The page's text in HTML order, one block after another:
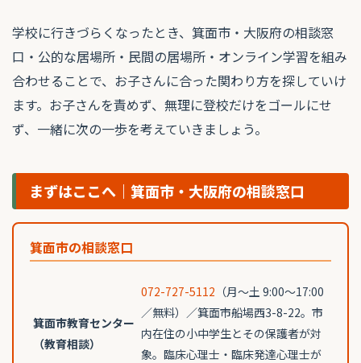
学校に行きづらくなったとき、箕面市・大阪府の相談窓
口・公的な居場所・民間の居場所・オンライン学習を組み
合わせることで、お子さんに合った関わり方を探していけ
ます。お子さんを責めず、無理に登校だけをゴールにせ
ず、一緒に次の一歩を考えていきましょう。
まずはここへ｜箕面市・大阪府の相談窓口
箕面市の相談窓口
箕面市教育センター
（教育相談）
072-727-5112 （月〜土 9:00〜17:00
／無料）／箕面市船場西3-8-22。市
内在住の小中学生とその保護者が対
象。臨床心理士・臨床発達心理士が